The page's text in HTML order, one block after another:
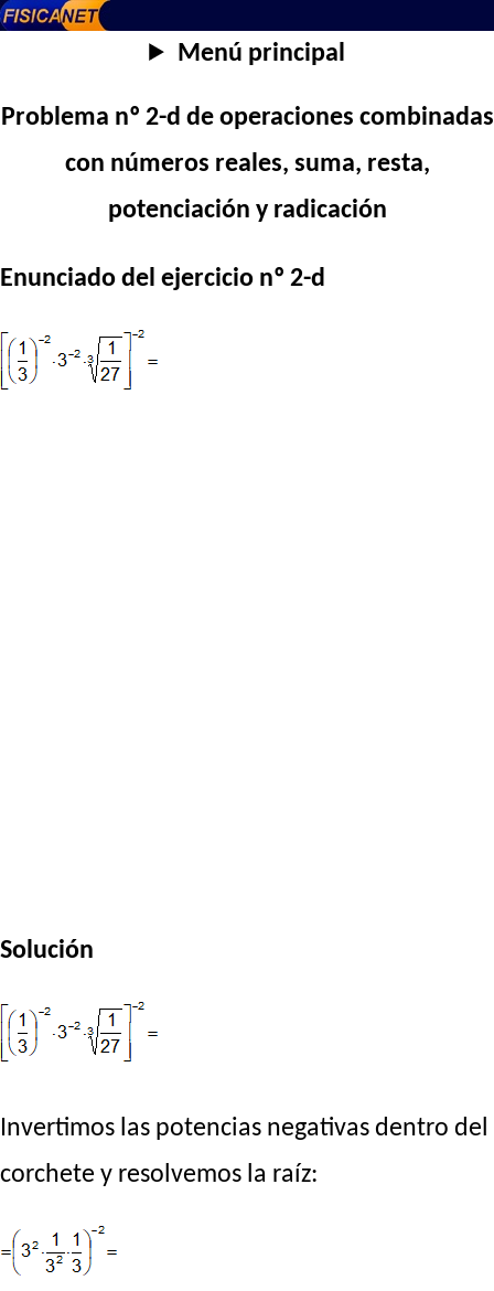
Menú principal
Problema nº 2-d de operaciones combinadas
con números reales, suma, resta,
potenciación y radicación
Enunciado del ejercicio nº 2-d
Solución
Invertimos las potencias negativas dentro del
corchete y resolvemos la raíz: